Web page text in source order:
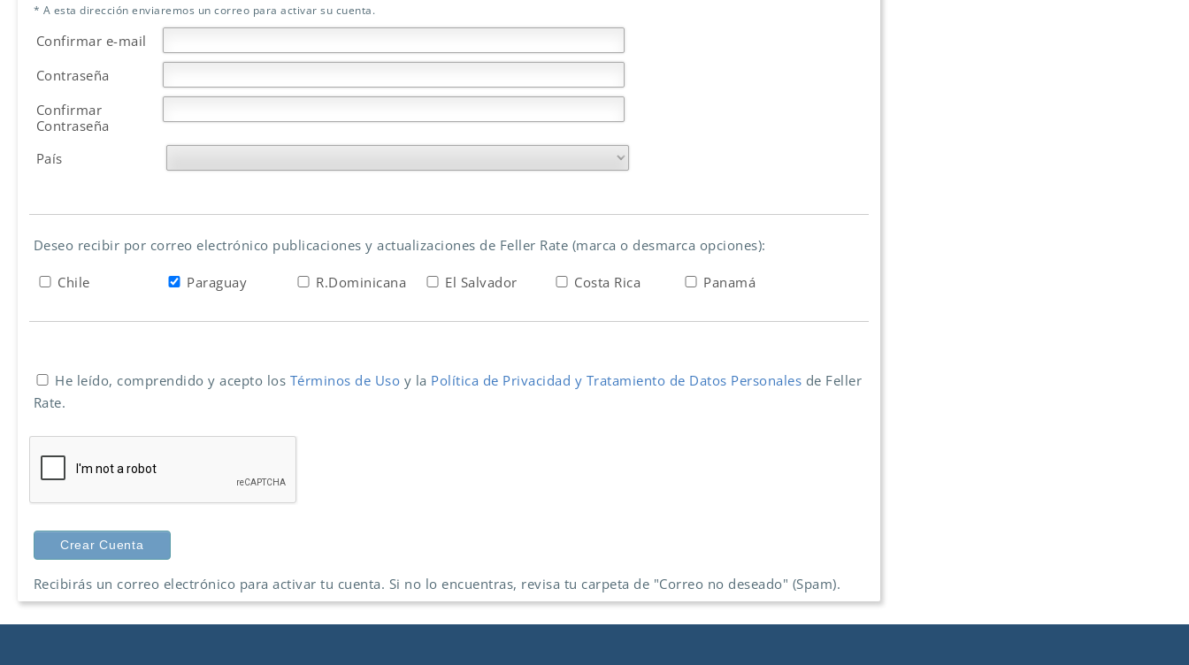
* A esta dirección enviaremos un correo para activar su cuenta.
Confirmar e-mail
Contraseña
Confirmar
Contraseña
País
Deseo recibir por correo electrónico publicaciones y actualizaciones de Feller Rate (marca o desmarca opciones):
Chile Paraguay R.Dominicana El Salvador Costa Rica Panamá
He leído, comprendido y acepto los Términos de Uso y la Política de Privacidad y Tratamiento de Datos Personales de Feller
Rate.
Recibirás un correo electrónico para activar tu cuenta. Si no lo encuentras, revisa tu carpeta de "Correo no deseado" (Spam).